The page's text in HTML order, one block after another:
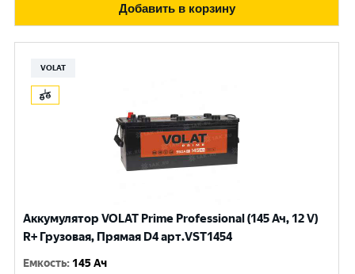
Добавить в корзину
VOLAT
Аккумулятор VOLAT Prime Professional (145 Ач, 12 V)
R+ Грузовая, Прямая D4 арт.VST1454
Емкость: 145 Ач